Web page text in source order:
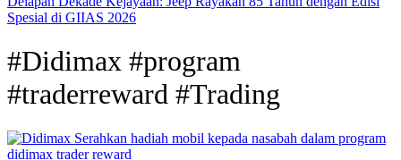
Spesial di GIIAS 2026
#Didimax #program
#traderreward #Trading